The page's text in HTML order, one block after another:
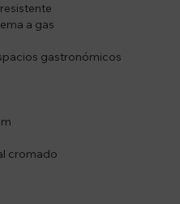
a gas
gastronómicos
cromado